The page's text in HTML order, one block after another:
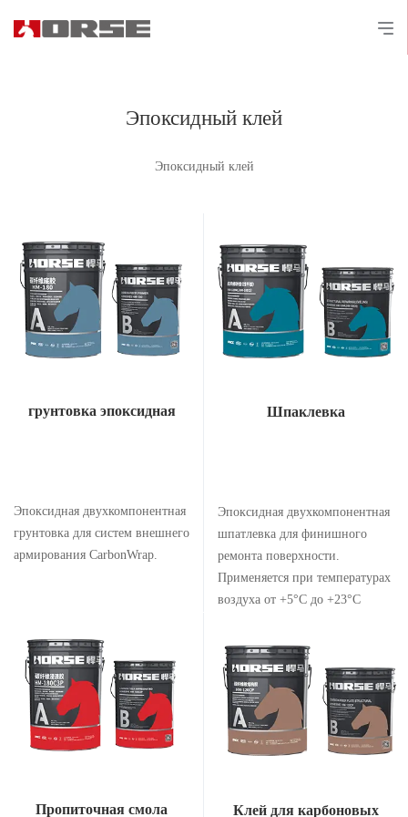
Эпоксидный клей
Эпоксидный клей
грунтовка эпоксидная
Эпоксидная двухкомпонентная
грунтовка для систем внешнего
армирования CarbonWrap.
Шпаклевка
Эпоксидная двухкомпонентная
шпатлевка для финишного
ремонта поверхности.
Применяется при температурах
воздуха от +5°С до +23°С
Пропиточная смола Клей для карбоновых